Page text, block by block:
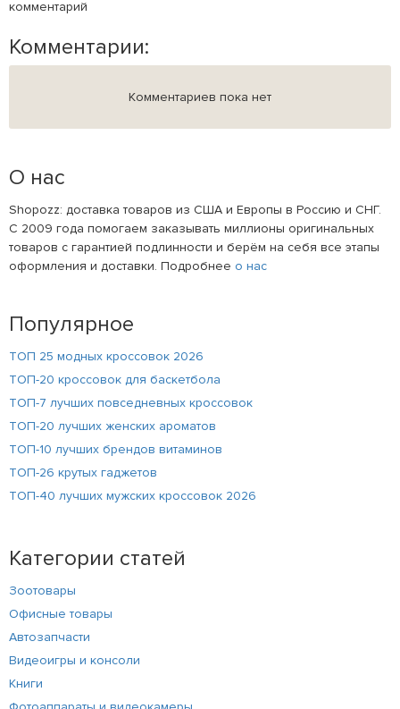
комментарий
Комментарии:
Комментариев пока нет
О нас
Shopozz: доставка товаров из США и Европы в Россию и СНГ.
С 2009 года помогаем заказывать миллионы оригинальных
товаров с гарантией подлинности и берём на себя все этапы
оформления и доставки. Подробнее о нас
Популярное
ТОП 25 модных кроссовок 2026
ТОП-20 кроссовок для баскетбола
ТОП-7 лучших повседневных кроссовок
ТОП-20 лучших женских ароматов
ТОП-10 лучших брендов витаминов
ТОП-26 крутых гаджетов
ТОП-40 лучших мужских кроссовок 2026
Категории статей
Зоотовары
Офисные товары
Автозапчасти
Видеоигры и консоли
Книги